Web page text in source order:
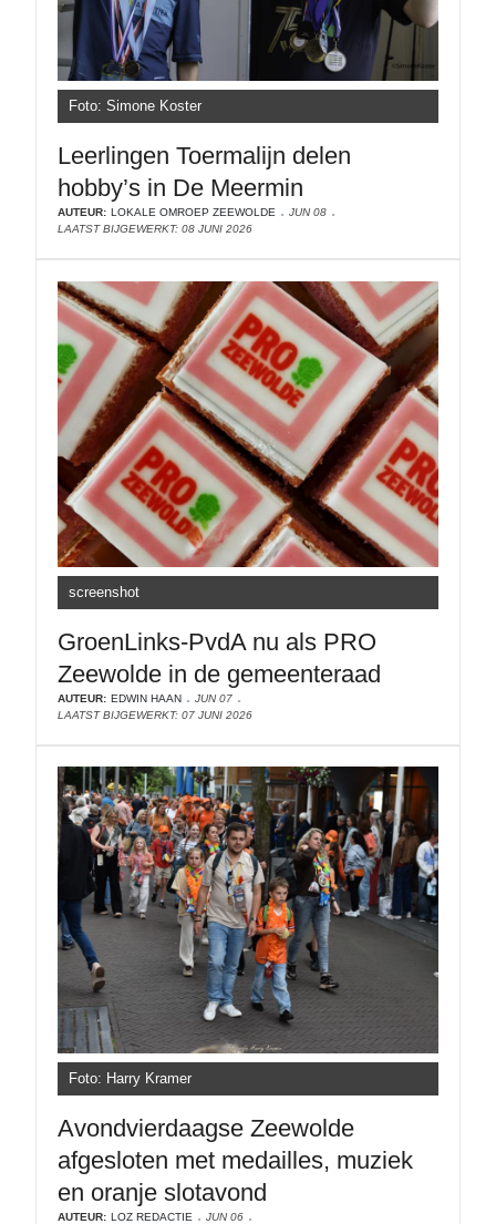
Foto: Simone Koster
Leerlingen Toermalijn delen
hobby’s in De Meermin
AUTEUR: LOKALE OMROEP ZEEWOLDE
JUN 08
LAATST BIJGEWERKT: 08 JUNI 2026
screenshot
GroenLinks-PvdA nu als PRO
Zeewolde in de gemeenteraad
AUTEUR: EDWIN HAAN
JUN 07
LAATST BIJGEWERKT: 07 JUNI 2026
Foto: Harry Kramer
Avondvierdaagse Zeewolde
afgesloten met medailles, muziek
en oranje slotavond
AUTEUR: LOZ REDACTIE
JUN 06